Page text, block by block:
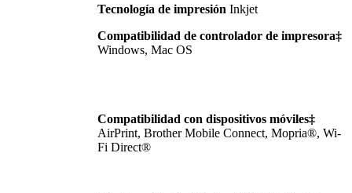
Tecnología de impresión Inkjet
Compatibilidad de controlador de impresora‡
Windows, Mac OS
Compatibilidad con dispositivos móviles‡
AirPrint, Brother Mobile Connect, Mopria®, Wi-
Fi Direct®